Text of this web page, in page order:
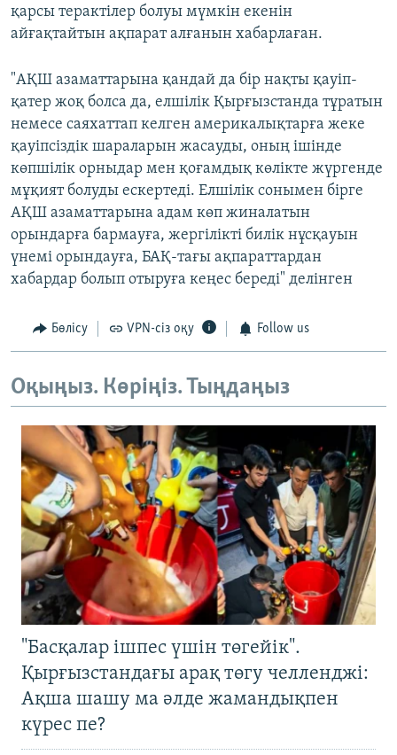
қарсы терактілер болуы мүмкін екенін
айғақтайтын ақпарат алғанын хабарлаған.
"АҚШ азаматтарына қандай да бір нақты қауіп-
қатер жоқ болса да, елшілік Қырғызстанда тұратын
немесе саяхаттап келген америкалықтарға жеке
қауіпсіздік шараларын жасауды, оның ішінде
көпшілік орныдар мен қоғамдық көлікте жүргенде
мұқият болуды ескертеді. Елшілік сонымен бірге
АҚШ азаматтарына адам көп жиналатын
орындарға бармауға, жергілікті билік нұсқауын
үнемі орындауға, БАҚ-тағы ақпараттардан
хабардар болып отыруға кеңес береді" делінген
Бөлісу VPN-сіз оқу Follow us
Оқыңыз. Көріңіз. Тыңдаңыз
"Басқалар ішпес үшін төгейік".
Қырғызстандағы арақ төгу челленджі:
Ақша шашу ма әлде жамандықпен
күрес пе?